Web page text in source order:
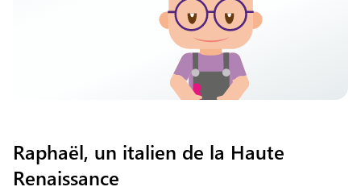
Raphaël, un italien de la Haute
Renaissance